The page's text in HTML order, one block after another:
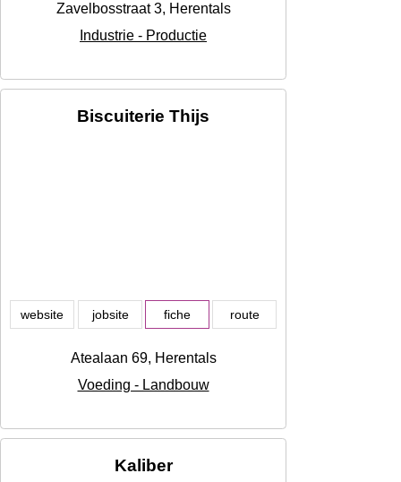
Zavelbosstraat 3, Herentals
Industrie - Productie
Biscuiterie Thijs
website jobsite fiche route
Atealaan 69, Herentals
Voeding - Landbouw
Kaliber